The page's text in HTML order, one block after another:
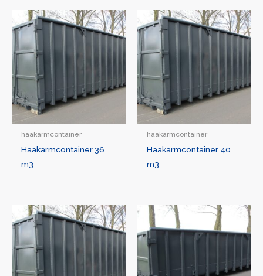
haakarmcontainer
Haakarmcontainer 36
m3
haakarmcontainer
Haakarmcontainer 40
m3